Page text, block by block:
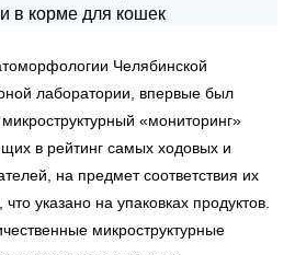
Челябинской
лаборатории, впервые был
«мониторинг»
в рейтинг самых ходовых и
на предмет соответствия их
указано на упаковках продуктов.
микроструктурные